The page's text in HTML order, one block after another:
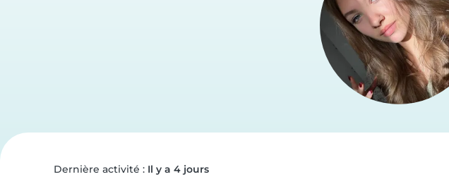
Dernière activité : Il y a 4 jours